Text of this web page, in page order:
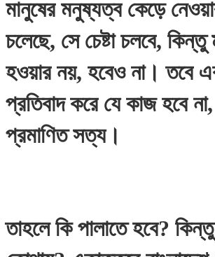
মানুষের মনুষ্যত্ব কেড়ে
চলেছে, সে চেষ্টা চলবে,
হওয়ার নয়, হবেও না। তবে
প্রতিবাদ করে যে কাজ হবে
প্রমাণিত সত্য।
তাহলে কি পালাতে হবে? কিন্তু